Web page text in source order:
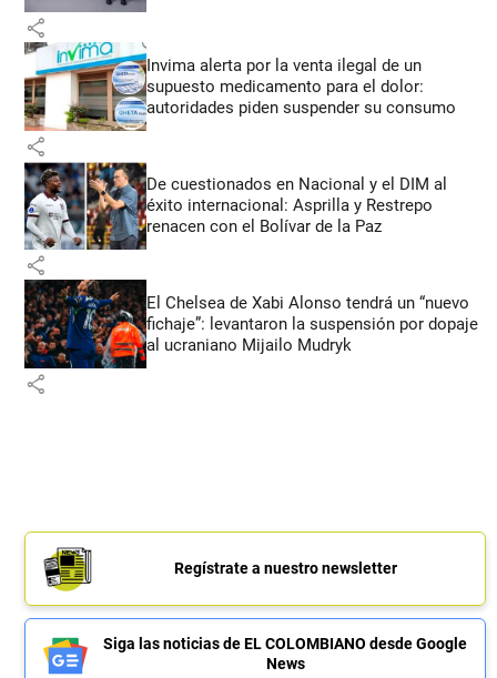
share
Invima alerta por la venta ilegal de un
supuesto medicamento para el dolor:
autoridades piden suspender su consumo
share
De cuestionados en Nacional y el DIM al
éxito internacional: Asprilla y Restrepo
renacen con el Bolívar de la Paz
share
El Chelsea de Xabi Alonso tendrá un “nuevo
fichaje”: levantaron la suspensión por dopaje
al ucraniano Mijailo Mudryk
share
Regístrate a nuestro newsletter
Siga las noticias de EL COLOMBIANO desde Google
News